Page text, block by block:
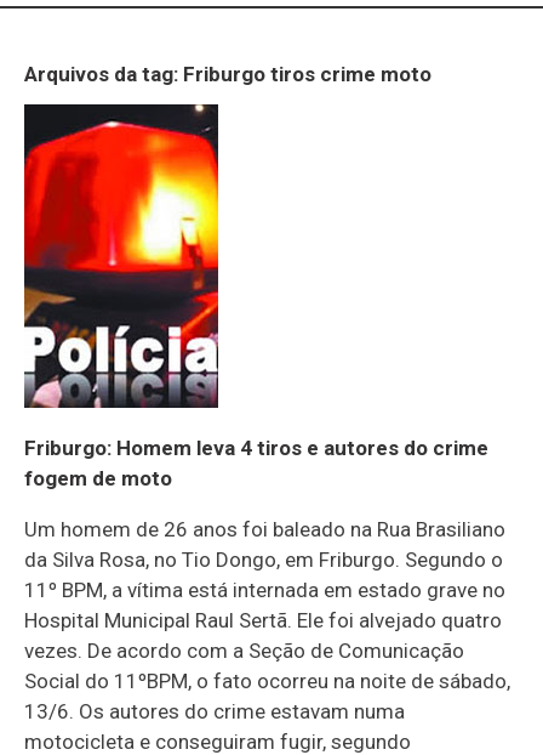
Arquivos da tag: Friburgo tiros crime moto
Friburgo: Homem leva 4 tiros e autores do crime
fogem de moto
Um homem de 26 anos foi baleado na Rua Brasiliano
da Silva Rosa, no Tio Dongo, em Friburgo. Segundo o
11º BPM, a vítima está internada em estado grave no
Hospital Municipal Raul Sertã. Ele foi alvejado quatro
vezes. De acordo com a Seção de Comunicação
Social do 11ºBPM, o fato ocorreu na noite de sábado,
13/6. Os autores do crime estavam numa
motocicleta e conseguiram fugir, segundo